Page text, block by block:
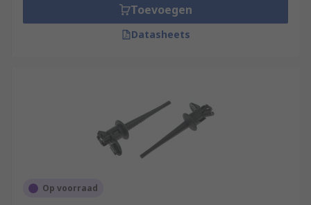
Toevoegen
Datasheets
Op voorraad